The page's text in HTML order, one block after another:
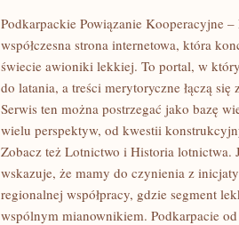
Podkarpackie Powiązanie Kooperacyjne
współczesna strona internetowa, która
świecie awioniki lekkiej. To portal, w
do latania, a treści merytoryczne łączą
Serwis ten można postrzegać jako bazę
wielu perspektyw, od kwestii
Zobacz też Lotnictwo i Historia lotnictwa.
wskazuje, że mamy do czynienia z
regionalnej współpracy, gdzie segment
wspólnym mianownikiem. Podkarpacie